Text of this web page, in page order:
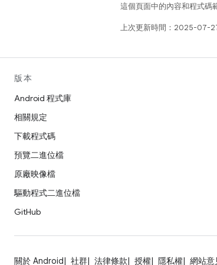
這個頁面中的內容和程式碼
上次更新時間：2025-07-
版本
Android 程式庫
相關規定
下載程式碼
預覽二進位檔
原廠映像檔
驅動程式二進位檔
GitHub
關於 Android 社群 法律條款 授權 隱私權 網站意